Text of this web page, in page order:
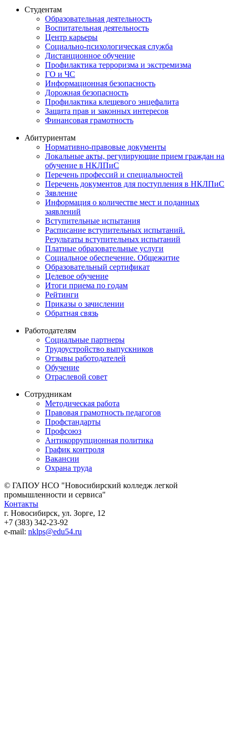
Студентам
Образовательная деятельность
Воспитательная деятельность
Центр карьеры
Социально-психологическая служба
Дистанционное обучение
Профилактика терроризма и экстремизма
ГО и ЧС
Информационная безопасность
Дорожная безопасность
Профилактика клещевого энцефалита
Защита прав и законных интересов
Финансовая грамотность
Абитуриентам
Нормативно-правовые документы
Локальные акты, регулирующие прием граждан на
обучение в НКЛПиС
Перечень профессий и специальностей
Перечень документов для поступления в НКЛПиС
Зявление
Информация о количестве мест и поданных
заявлений
Вступительные испытания
Расписание вступительных испытаний.
Результаты вступительных испытаний
Платные образовательные услуги
Социальное обеспечение. Общежитие
Образовательный сертификат
Целевое обучение
Итоги приема по годам
Рейтинги
Приказы о зачислении
Обратная связь
Работодателям
Социальные партнеры
Трудоустройство выпускников
Отзывы работодателей
Обучение
Отраслевой совет
Сотрудникам
Методическая работа
Правовая грамотность педагогов
Профстандарты
Профсоюз
Антикоррупционная политика
График контроля
Вакансии
Охрана труда
© ГАПОУ НСО "Новосибирский колледж легкой
промышленности и сервиса"
Контакты
г. Новосибирск, ул. Зорге, 12
+7 (383) 342-23-92
e-mail: nklps@edu54.ru